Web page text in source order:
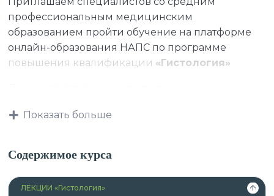
профессиональным медицинским
образованием пройти обучение на платформе
онлайн-образования НАПС по программе
повышения квалификации «Гистология»
квалификационные требования, указанные в
профессии и специальности, или
квалификационному требованию к
профессиональным знаниям и навыкам,
Показать больше
Содержимое курса
ЛЕКЦИИ «Гистология»